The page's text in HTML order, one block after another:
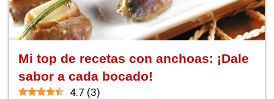
Mi top de recetas con anchoas: ¡Dale
sabor a cada bocado!
4.7 (3)